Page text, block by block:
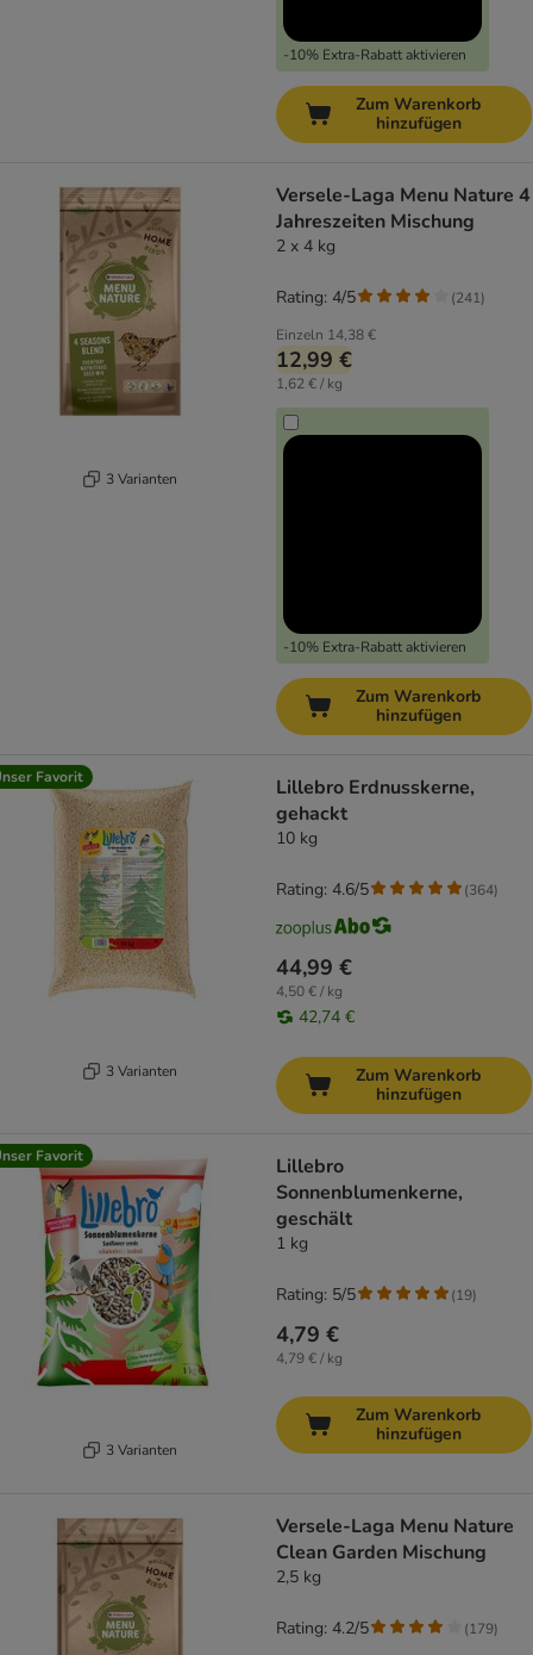
-10% Extra-Rabatt aktivieren
Zum Warenkorb
hinzufügen
3 Varianten
Versele-Laga Menu Nature 4
Jahreszeiten Mischung
2 x 4 kg
Einzeln 14,38 €
12,99 €
1,62 € / kg
-10% Extra-Rabatt aktivieren
Rating: 4/5 (241)
Zum Warenkorb
hinzufügen
Favorit
3 Varianten
Lillebro Erdnusskerne,
gehackt
10 kg
44,99 €
4,50 € / kg
42,74 €
Rating: 4.6/5 (364)
Zum Warenkorb
hinzufügen
Favorit
3 Varianten
Lillebro
Sonnenblumenkerne,
geschält
1 kg
4,79 €
4,79 € / kg
Rating: 5/5 (19)
Zum Warenkorb
hinzufügen
Versele-Laga Menu Nature
Clean Garden Mischung
2,5 kg
Rating: 4.2/5 (179)